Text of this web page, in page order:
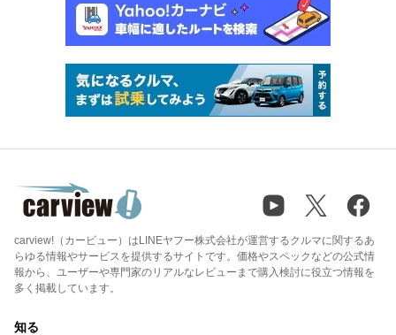
carview!（カービュー）はLINEヤフー株式会社が運営するクルマに関するあ
らゆる情報やサービスを提供するサイトです。価格やスペックなどの公式情
報から、ユーザーや専門家のリアルなレビューまで購入検討に役立つ情報を
多く掲載しています。
知る